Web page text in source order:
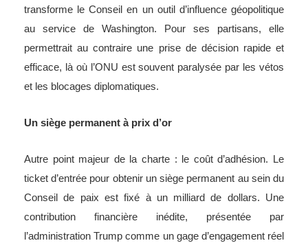
transforme le Conseil en un outil d’influence géopolitique
au service de Washington. Pour ses partisans, elle
permettrait au contraire une prise de décision rapide et
efficace, là où l’ONU est souvent paralysée par les vétos
et les blocages diplomatiques.
Un siège permanent à prix d’or
Autre point majeur de la charte : le coût d’adhésion. Le
ticket d’entrée pour obtenir un siège permanent au sein du
Conseil de paix est fixé à un milliard de dollars. Une
contribution financière inédite, présentée par
l’administration Trump comme un gage d’engagement réel